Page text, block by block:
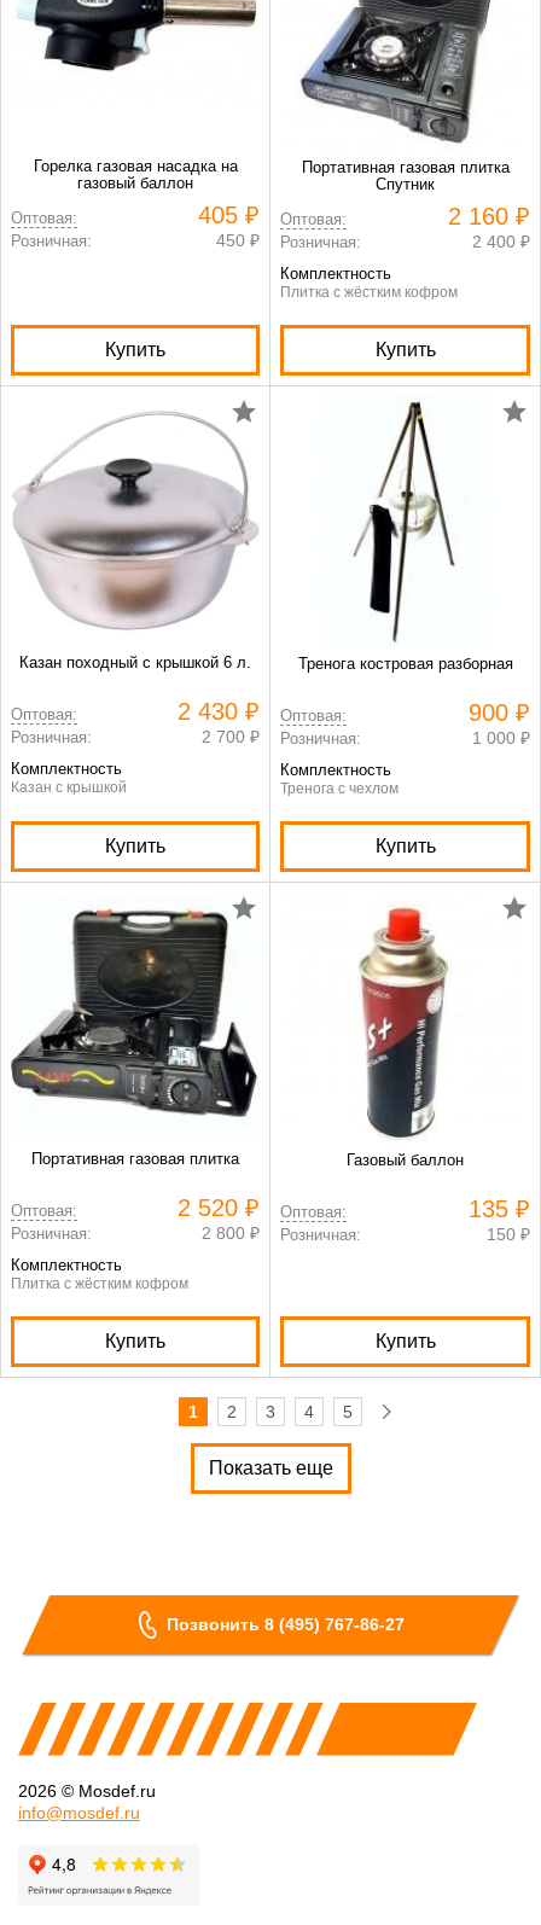
Горелка газовая насадка на
газовый баллон
Оптовая:
405 ₽
Розничная: 450 ₽
Купить
Портативная газовая плитка
Спутник
Оптовая:
2 160 ₽
Розничная: 2 400 ₽
Комплектность
Плитка с жёстким кофром
Купить
Казан походный с крышкой 6 л.
Оптовая: 2 430 ₽
Розничная: 2 700 ₽
Комплектность
Казан с крышкой
Купить
Тренога костровая разборная
Оптовая: 900 ₽
Розничная: 1 000 ₽
Комплектность
Тренога с чехлом
Купить
Портативная газовая плитка
Оптовая: 2 520 ₽
Розничная: 2 800 ₽
Комплектность
Плитка с жёстким кофром
Купить
Газовый баллон
Оптовая: 135 ₽
Розничная: 150 ₽
Купить
1 2 3 4 5
Показать еще
Позвонить 8 (495) 767-86-27
2026 © Mosdef.ru
info@mosdef.ru